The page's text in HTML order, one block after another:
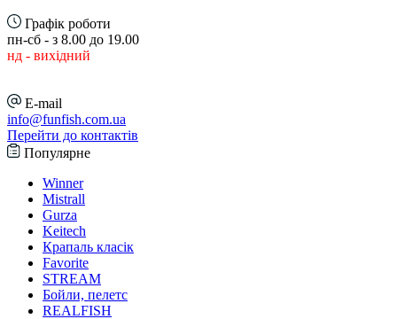
Графік роботи
пн-сб - з 8.00 до 19.00
нд - вихідний
E-mail
info@funfish.com.ua
Перейти до контактів
Популярне
Winner
Mistrall
Gurza
Keitech
Крапаль класік
Favorite
STREAM
Бойли, пелетс
REALFISH